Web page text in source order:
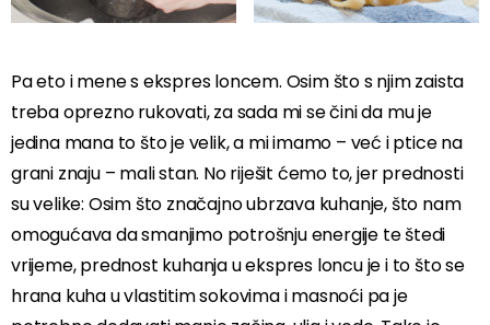
Pa eto i mene s ekspres loncem. Osim što s njim zaista
treba oprezno rukovati, za sada mi se čini da mu je
jedina mana to što je velik, a mi imamo – već i ptice na
grani znaju – mali stan. No riješit ćemo to, jer prednosti
su velike: Osim što značajno ubrzava kuhanje, što nam
omogućava da smanjimo potrošnju energije te štedi
vrijeme, prednost kuhanja u ekspres loncu je i to što se
hrana kuha u vlastitim sokovima i masnoći pa je